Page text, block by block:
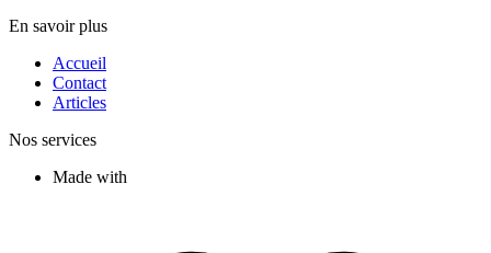
En savoir plus
Accueil
Contact
Articles
Nos services
Made with